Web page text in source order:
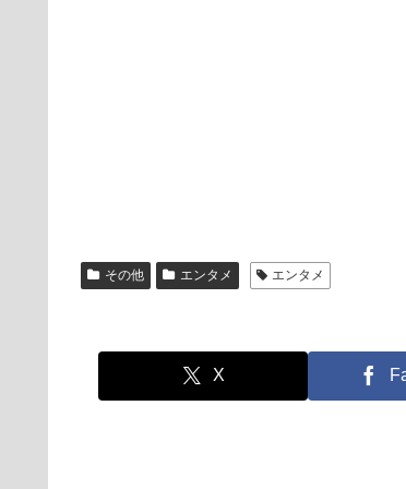
その他 エンタメ エンタメ
X